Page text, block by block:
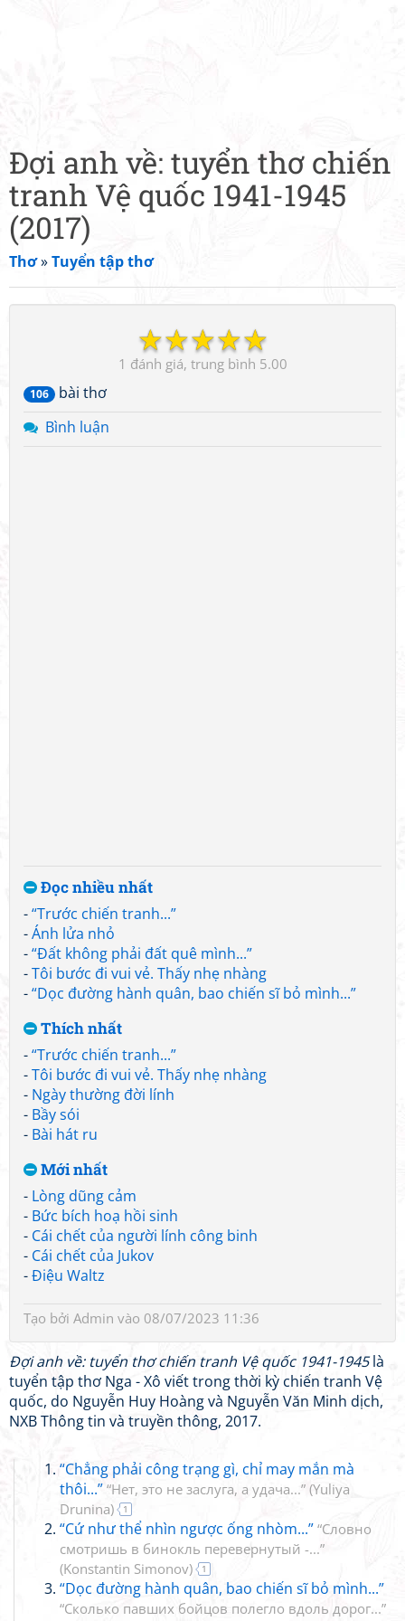
Đợi anh về: tuyển thơ chiến
tranh Vệ quốc 1941-1945
(2017)
Thơ»Tuyển tập thơ
☆
☆
☆
☆
☆
1 5.00
106
bài thơ
Bình luận
Đọc nhiều nhất
-“Trước chiến tranh...”
-Ánh lửa nhỏ
-“Đất không phải đất quê mình...”
-Tôi bước đi vui vẻ. Thấy nhẹ nhàng
-“Dọc đường hành quân, bao chiến sĩ bỏ mình...”
Thích nhất
-“Trước chiến tranh...”
-Tôi bước đi vui vẻ. Thấy nhẹ nhàng
- Ngày thường đời lính
- Bầy sói
- Bài hát ru
Mới nhất
- Lòng dũng cảm
- Bức bích hoạ hồi sinh
- Cái chết của người lính công binh
- Cái chết của Jukov
-Điệu Waltz
Tạo bởi Admin vào 08/07/2023 11:36
Đợi anh về: tuyển thơ chiến tranh Vệ quốc 1941-1945là
tuyển tập thơ Nga - Xô viết trong thời kỳ chiến tranh Vệ
quốc, do Nguyễn Huy Hoàng và Nguyễn Văn Minh dịch,
NXB Thông tin và truyền thông, 2017.
“Chẳng phải công trạng gì, chỉ may mắn mà
thôi...” “Нет, это не заслуга, а удача...” (Yuliya
Drunina) 1
“Cứ như thể nhìn ngược ống nhòm...” “Словно
смотришь в бинокль перевернутый -...”
(Konstantin Simonov) 1
“Dọc đường hành quân, bao chiến sĩ bỏ mình...”
“Сколько павших бойцов полегло вдоль дорог...”